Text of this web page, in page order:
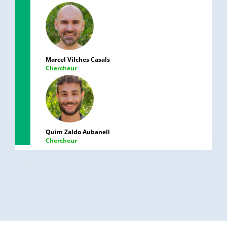
Marcel Vilches Casals
Chercheur
Quim Zaldo Aubanell
Chercheur